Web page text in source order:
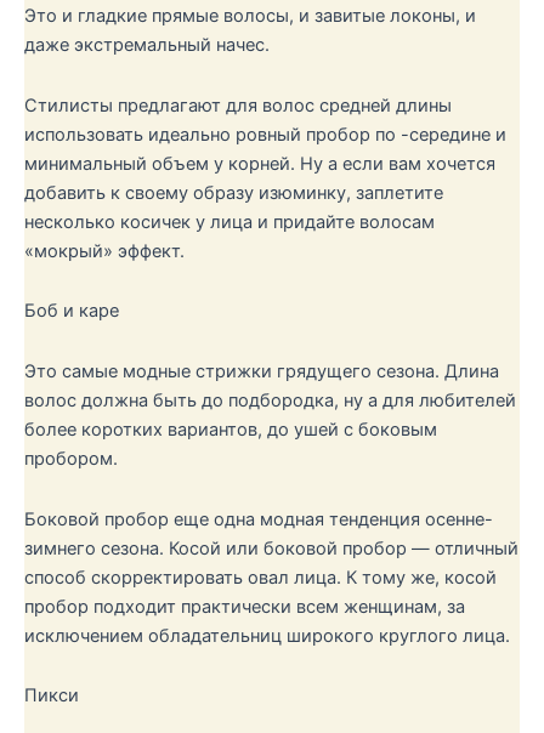
Это и гладкие прямые волосы, и завитые локоны, и
даже экстремальный начес.
Стилисты предлагают для волос средней длины
использовать идеально ровный пробор по -середине и
минимальный объем у корней. Ну а если вам хочется
добавить к своему образу изюминку, заплетите
несколько косичек у лица и придайте волосам
«мокрый» эффект.
Боб и каре
Это самые модные стрижки грядущего сезона. Длина
волос должна быть до подбородка, ну а для любителей
более коротких вариантов, до ушей с боковым
пробором.
Боковой пробор еще одна модная тенденция осенне-
зимнего сезона. Косой или боковой пробор — отличный
способ скорректировать овал лица. К тому же, косой
пробор подходит практически всем женщинам, за
исключением обладательниц широкого круглого лица.
Пикси